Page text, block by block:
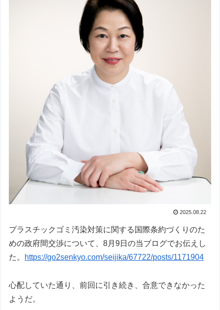
2025.08.22
プラスチックゴミ汚染対策に関する国際条約づくりのた
めの政府間交渉について、8月9日の当ブログでお伝えし
た。
https://go2senkyo.com/seijika/67722/posts/1171904
心配していた通り、前回に引き続き、合意できなかった
ようだ。